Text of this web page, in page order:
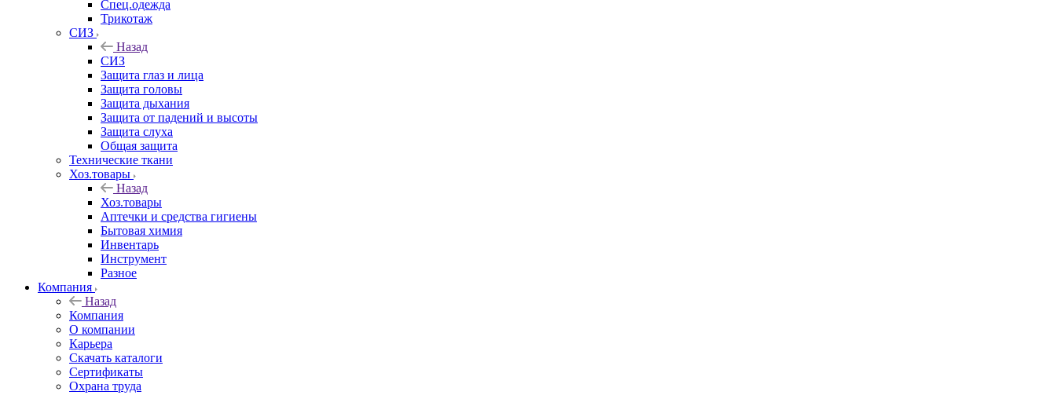
Спец.одежда
Трикотаж
СИЗ
Назад
СИЗ
Защита глаз и лица
Защита головы
Защита дыхания
Защита от падений и высоты
Защита слуха
Общая защита
Технические ткани
Хоз.товары
Назад
Хоз.товары
Аптечки и средства гигиены
Бытовая химия
Инвентарь
Инструмент
Разное
Компания
Назад
Компания
О компании
Карьера
Cкачать каталоги
Сертификаты
Охрана труда